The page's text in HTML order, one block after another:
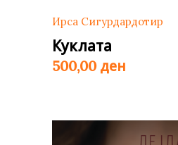
Ирса Сигурдардотир
Куклата
500,00 ден